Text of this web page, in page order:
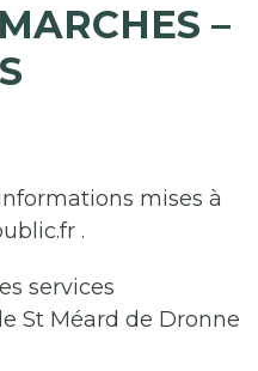
–
mises à
.
services
St Méard de Dronne